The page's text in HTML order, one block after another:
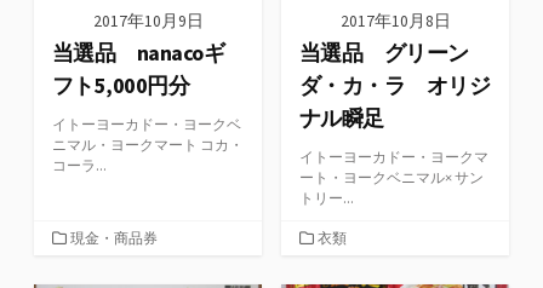
2017年10月9日
当選品 nanacoギ
フト5,000円分
イトーヨーカドー・ヨークベ
ニマル・ヨークマート コカ・
コーラ...
カ
ゴ
現金・商品券
2017年10月8日
当選品 グリーン
ダ・カ・ラ オリジ
ナル瞬足
イトーヨーカドー・ヨークマ
ート・ヨークベニマル× サン
トリー...
カ
ゴ
衣類